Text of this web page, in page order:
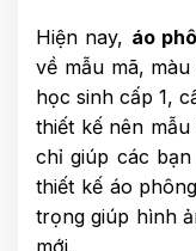
Hiện nay, áo
về mẫu mã,
học sinh cấp 1,
thiết kế nên
chỉ giúp các
thiết kế áo
trọng giúp hình
mới.